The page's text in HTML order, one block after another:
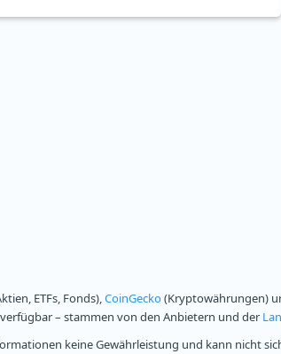
ETFs, Fonds),CoinGecko(Kryptowährungen)
verfügbar – stammen von den Anbietern und der
keine Gewährleistung und kann nicht